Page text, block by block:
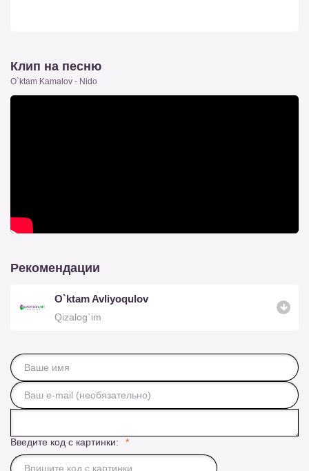
Клип на песню
O`ktam Kamalov - Nido
Рекомендации
O`ktam Avliyoqulov
Qizalog`im
Введите код с картинки: